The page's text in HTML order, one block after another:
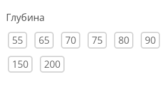
Глубина
55
65 70 75 80 90
150
200